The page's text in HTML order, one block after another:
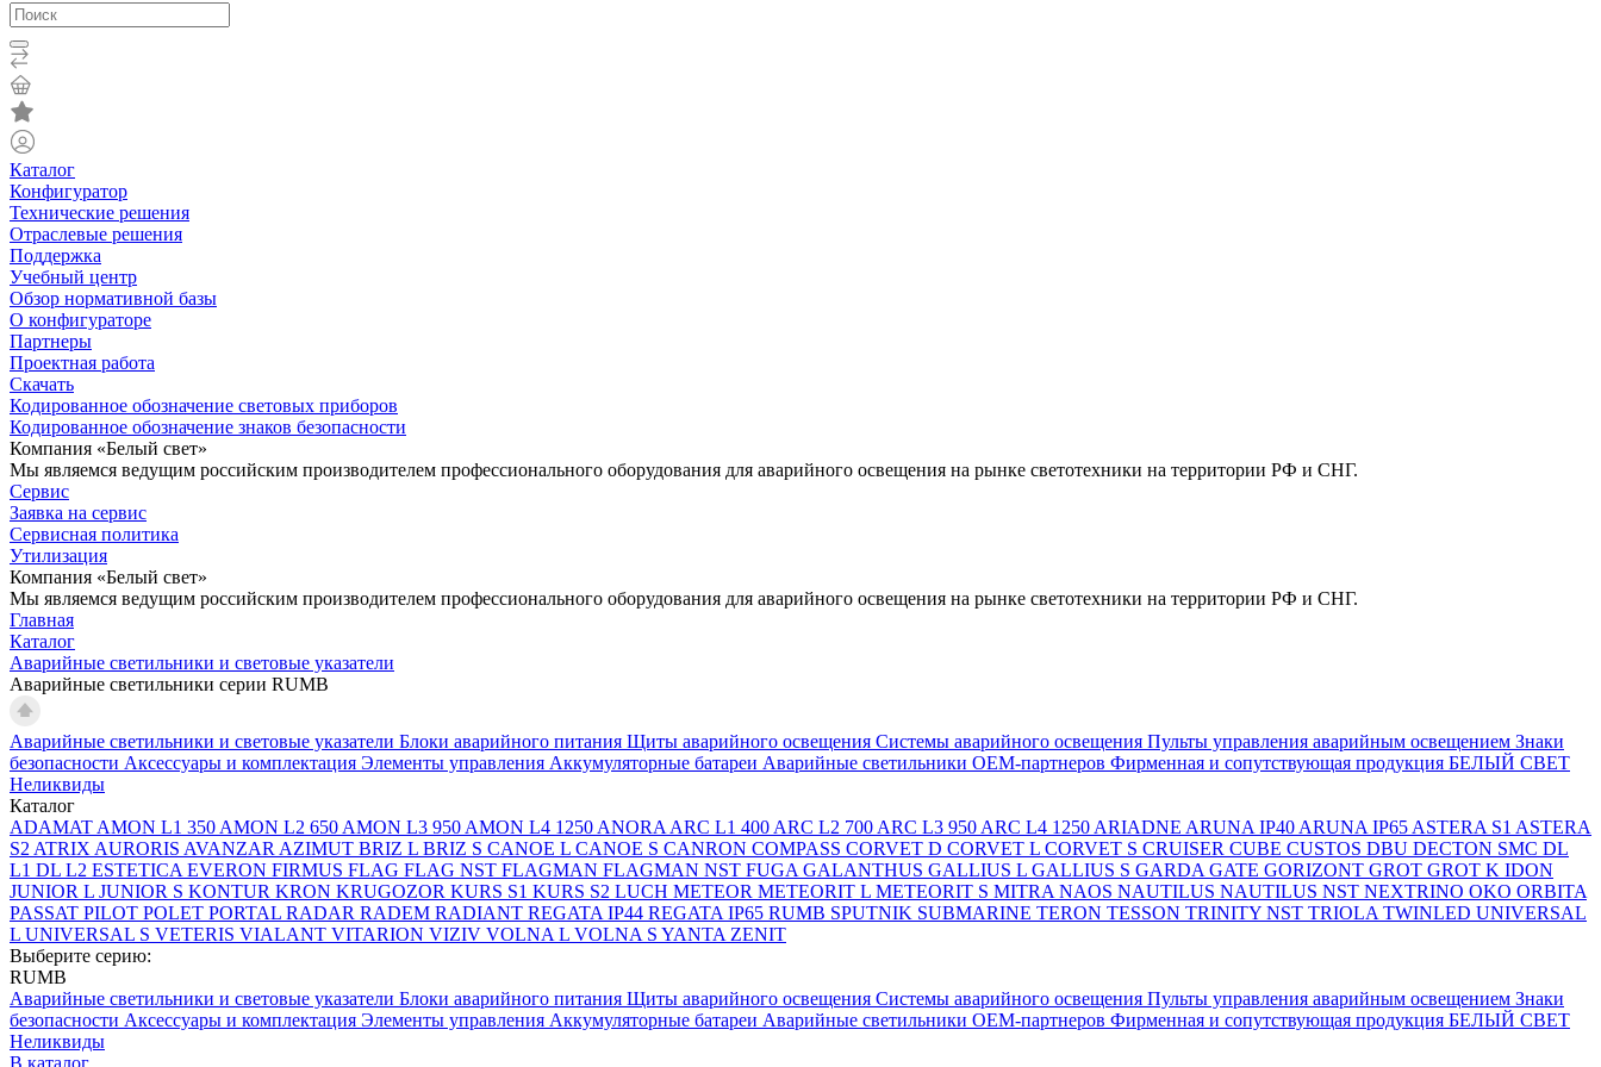
Каталог
Конфигуратор
Технические решения
Отраслевые решения
Поддержка
Учебный центр
Обзор нормативной базы
О конфигураторе
Партнеры
Проектная работа
Скачать
Кодированное обозначение световых приборов
Кодированное обозначение знаков безопасности
Компания «Белый свет»
Мы являемся ведущим российским производителем профессионального оборудования для аварийного освещения на рынке светотехники на территории РФ и СНГ.
Сервис
Заявка на сервис
Сервисная политика
Утилизация
Компания «Белый свет»
Мы являемся ведущим российским производителем профессионального оборудования для аварийного освещения на рынке светотехники на территории РФ и СНГ.
Главная
Каталог
Аварийные светильники и световые указатели
Аварийные светильники серии RUMB
Аварийные светильники и световые указатели Блоки аварийного питания Щиты аварийного освещения Системы аварийного освещения Пульты управления аварийным освещением Знаки
безопасности Аксессуары и комплектация Элементы управления Аккумуляторные батареи Аварийные светильники ОЕМ-партнеров Фирменная и сопутствующая продукция БЕЛЫЙ СВЕТ
Неликвиды
Каталог
ADAMAT AMON L1 350 AMON L2 650 AMON L3 950 AMON L4 1250 ANORA ARC L1 400 ARC L2 700 ARC L3 950 ARC L4 1250 ARIADNE ARUNA IP40 ARUNA IP65 ASTERA S1 ASTERA
S2 ATRIX AURORIS AVANZAR AZIMUT BRIZ L BRIZ S CANOE L CANOE S CANRON COMPASS CORVET D CORVET L CORVET S CRUISER CUBE CUSTOS DBU DECTON SMC DL
L1 DL L2 ESTETICA EVERON FIRMUS FLAG FLAG NST FLAGMAN FLAGMAN NST FUGA GALANTHUS GALLIUS L GALLIUS S GARDA GATE GORIZONT GROT GROT K IDON
JUNIOR L JUNIOR S KONTUR KRON KRUGOZOR KURS S1 KURS S2 LUCH METEOR METEORIT L METEORIT S MITRA NAOS NAUTILUS NAUTILUS NST NEXTRINO OKO ORBITA
PASSAT PILOT POLET PORTAL RADAR RADEM RADIANT REGATA IP44 REGATA IP65 RUMB SPUTNIK SUBMARINE TERON TESSON TRINITY NST TRIOLA TWINLED UNIVERSAL
L UNIVERSAL S VETERIS VIALANT VITARION VIZIV VOLNA L VOLNA S YANTA ZENIT
Выберите серию:
RUMB
Аварийные светильники и световые указатели Блоки аварийного питания Щиты аварийного освещения Системы аварийного освещения Пульты управления аварийным освещением Знаки
безопасности Аксессуары и комплектация Элементы управления Аккумуляторные батареи Аварийные светильники ОЕМ-партнеров Фирменная и сопутствующая продукция БЕЛЫЙ СВЕТ
Неликвиды
В каталог